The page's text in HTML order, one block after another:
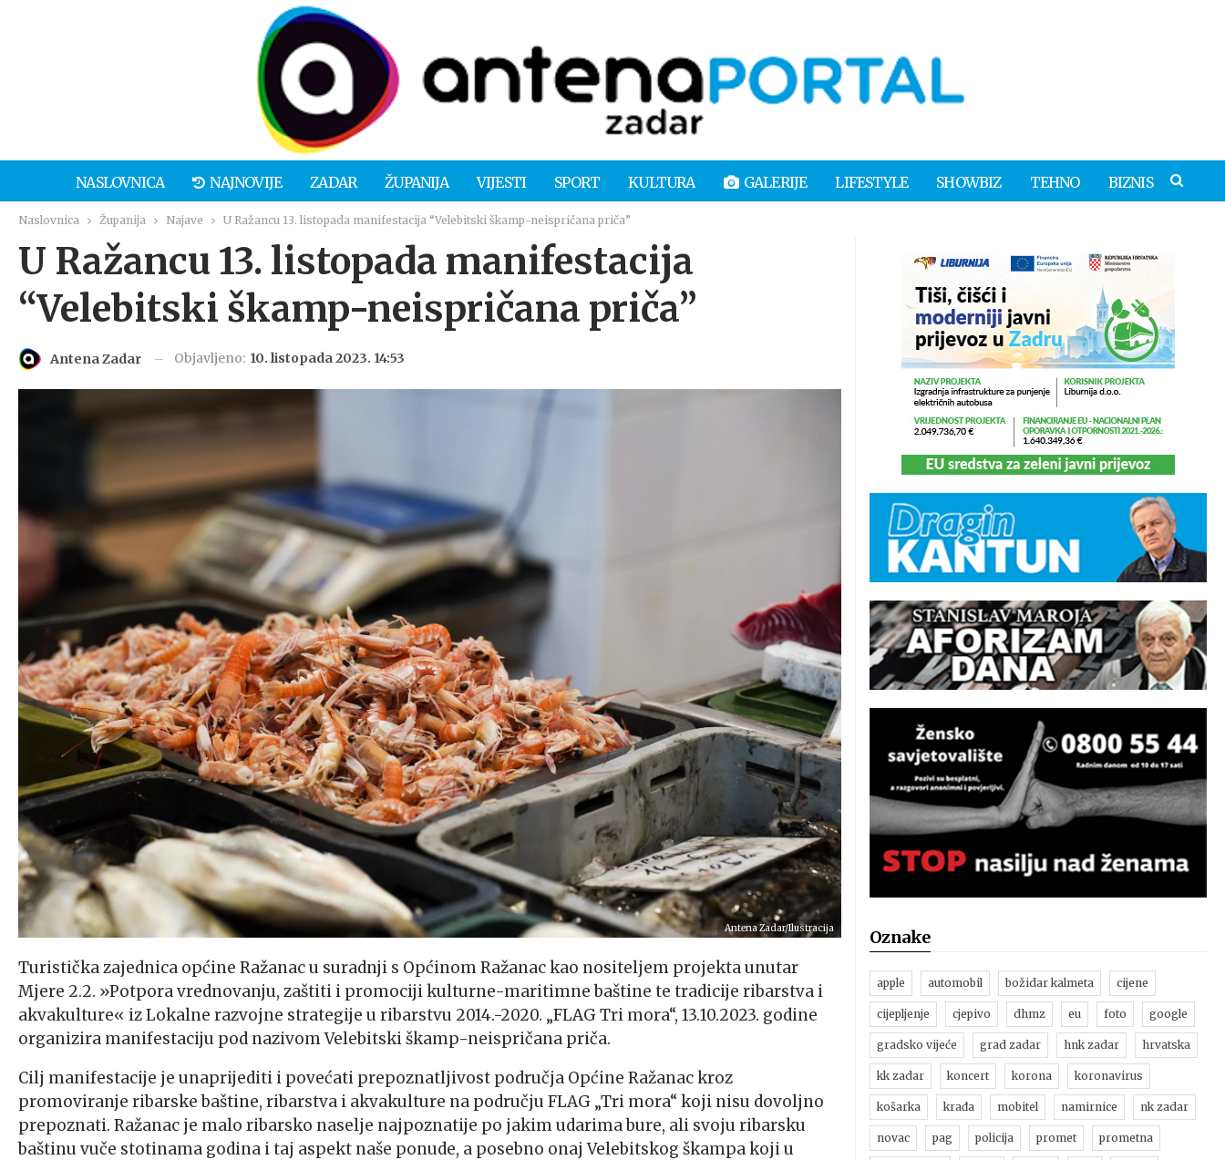
NASLOVNICA NAJNOVIJE ZADAR ŽUPANIJA VIJESTI SPORT KULTURA GALERIJE LIFESTYLE SHOWBIZ TEHNO BIZNIS
Naslovnica Županija Najave U Ražancu 13. listopada manifestacija “Velebitski škamp-neispričana priča”
U Ražancu 13. listopada manifestacija
“Velebitski škamp-neispričana priča”
Antena Zadar Objavljeno: 10. listopada 2023. 14:53
Antena Zadar/Ilustracija
Turistička zajednica općine Ražanac u suradnji s Općinom Ražanac kao nositeljem projekta unutar
Mjere 2.2. »Potpora vrednovanju, zaštiti i promociji kulturne-maritimne baštine te tradicije ribarstva i
akvakulture« iz Lokalne razvojne strategije u ribarstvu 2014.-2020. „FLAG Tri mora“, 13.10.2023. godine
organizira manifestaciju pod nazivom Velebitski škamp-neispričana priča.
Cilj manifestacije je unaprijediti i povećati prepoznatljivost područja Općine Ražanac kroz
promoviranje ribarske baštine, ribarstva i akvakulture na području FLAG „Tri mora“ koji nisu dovoljno
prepoznati. Ražanac je malo ribarsko naselje najpoznatije po jakim udarima bure, ali svoju ribarsku
baštinu vuče stotinama godina i taj aspekt naše ponude, a posebno onaj Velebitskog škampa koji u
Oznake
apple automobil božidar kalmeta cijene
cijepljenje cjepivo dhmz eu foto google
gradsko vijeće grad zadar hnk zadar hrvatska
kk zadar koncert korona koronavirus
košarka krađa mobitel namirnice nk zadar
novac pag policija promet prometna